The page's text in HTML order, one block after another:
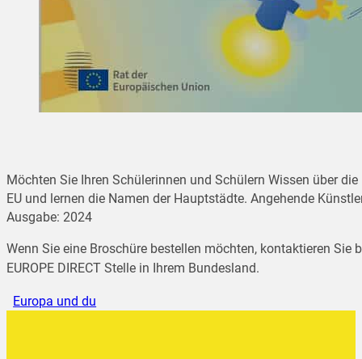
Möchten Sie Ihren Schülerinnen und Schülern Wissen über
EU und lernen die Namen der Hauptstädte. Angehende
Ausgabe: 2024
Wenn Sie eine Broschüre bestellen möchten, kontaktieren Sie
EUROPE DIRECT Stelle in Ihrem Bundesland.
Europa und du